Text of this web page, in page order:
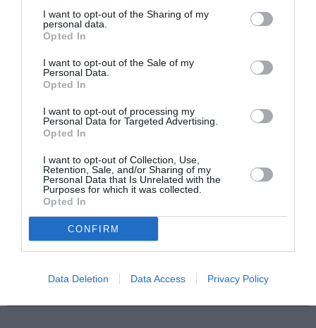
I want to opt-out of the Sharing of my
personal data.
Opted In
I want to opt-out of the Sale of my
Personal Data.
Opted In
I want to opt-out of processing my
Personal Data for Targeted Advertising.
Opted In
I want to opt-out of Collection, Use,
Retention, Sale, and/or Sharing of my
Personal Data that Is Unrelated with the
Purposes for which it was collected.
Opted In
CONFIRM
Data Deletion Data Access Privacy Policy
Mania The Abba
Tribute: Μια
μοναδική συναυλία
στο Christmas
Theater
The Magician’s
Οι Arab Strap στο
Gazarte Ground
Ευανθία
Άρης Δαβαράκης
στην Πάρο